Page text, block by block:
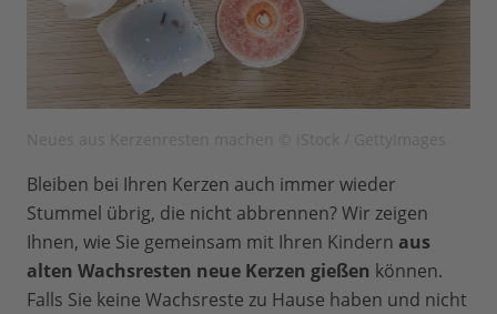
Bleiben bei Ihren Kerzen auch immer wieder
Stummel übrig, die nicht abbrennen? Wir zeigen
Ihnen, wie Sie gemeinsam mit Ihren Kindern aus
alten Wachsresten neue Kerzen gießen können.
Falls Sie keine Wachsreste zu Hause haben und nicht